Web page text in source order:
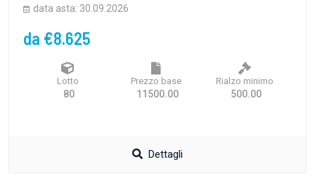
data asta: 30.09.2026
da €8.625
Lotto
80
Prezzo base
11500.00
Rialzo minimo
500.00
Dettagli